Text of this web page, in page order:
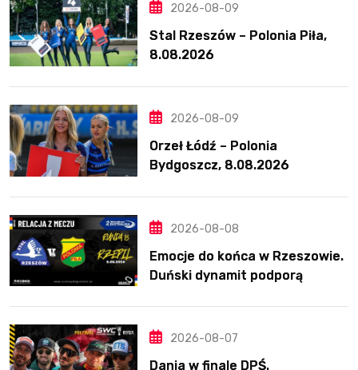
2026-08-09
Stal Rzeszów – Polonia Piła,
8.08.2026
2026-08-09
Orzeł Łódź – Polonia
Bydgoszcz, 8.08.2026
2026-08-08
Emocje do końca w Rzeszowie.
Duński dynamit podporą
2026-08-07
Dania w finale DPŚ.